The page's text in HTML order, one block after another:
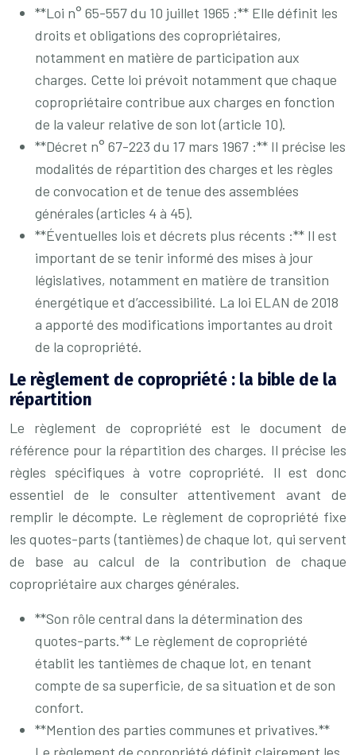
**Loi n° 65-557 du 10 juillet 1965 :** Elle définit les
droits et obligations des copropriétaires,
notamment en matière de participation aux
charges. Cette loi prévoit notamment que chaque
copropriétaire contribue aux charges en fonction
de la valeur relative de son lot (article 10).
**Décret n° 67-223 du 17 mars 1967 :** Il précise les
modalités de répartition des charges et les règles
de convocation et de tenue des assemblées
générales (articles 4 à 45).
**Éventuelles lois et décrets plus récents :** Il est
important de se tenir informé des mises à jour
législatives, notamment en matière de transition
énergétique et d’accessibilité. La loi ELAN de 2018
a apporté des modifications importantes au droit
de la copropriété.
Le règlement de copropriété : la bible de la
répartition
Le règlement de copropriété est le document de
référence pour la répartition des charges. Il précise les
règles spécifiques à votre copropriété. Il est donc
essentiel de le consulter attentivement avant de
remplir le décompte. Le règlement de copropriété fixe
les quotes-parts (tantièmes) de chaque lot, qui servent
de base au calcul de la contribution de chaque
copropriétaire aux charges générales.
**Son rôle central dans la détermination des
quotes-parts.** Le règlement de copropriété
établit les tantièmes de chaque lot, en tenant
compte de sa superficie, de sa situation et de son
confort.
**Mention des parties communes et privatives.**